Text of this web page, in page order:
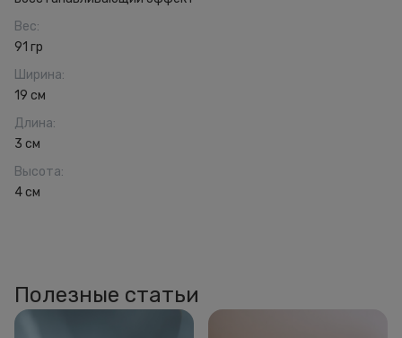
Вес:
91 гр
Ширина:
19 см
Длина:
3 см
Высота:
4 см
Полезные статьи